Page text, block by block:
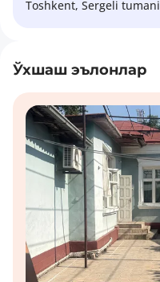
Toshkent, Sergeli tumani
Ўхшаш эълонлар